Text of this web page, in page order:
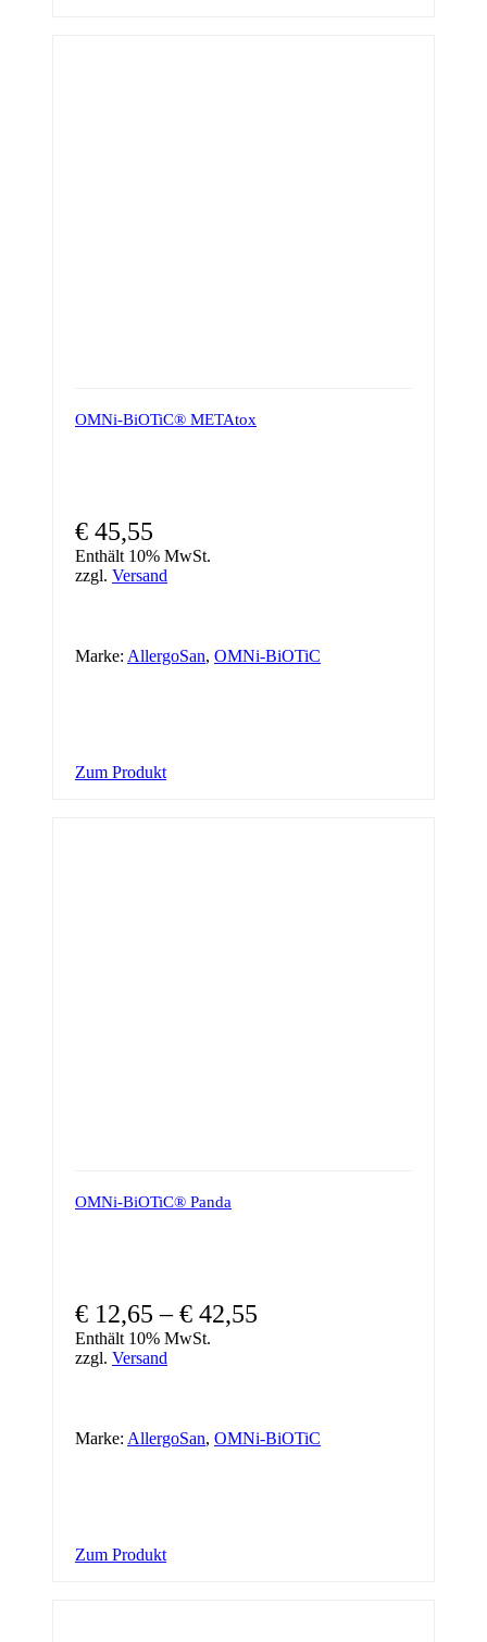
OMNi-BiOTiC® METAtox
€ 45,55
Enthält 10% MwSt.
zzgl. Versand
Marke: AllergoSan, OMNi-BiOTiC
Zum Produkt
OMNi-BiOTiC® Panda
€ 12,65 –€ 42,55
Enthält 10% MwSt.
zzgl. Versand
Marke: AllergoSan, OMNi-BiOTiC
Zum ProduktDieses